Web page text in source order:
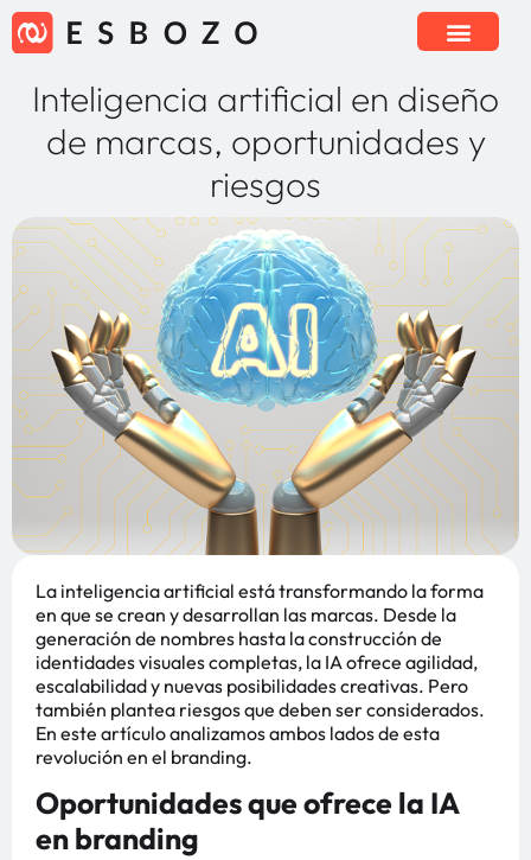
Inteligencia artificial en diseño
de marcas, oportunidades y
riesgos
La inteligencia artificial está transformando la forma
en que se crean y desarrollan las marcas. Desde la
generación de nombres hasta la construcción de
identidades visuales completas, la IA ofrece agilidad,
escalabilidad y nuevas posibilidades creativas. Pero
también plantea riesgos que deben ser considerados.
En este artículo analizamos ambos lados de esta
revolución en el branding.
Oportunidades que ofrece la IA
en branding